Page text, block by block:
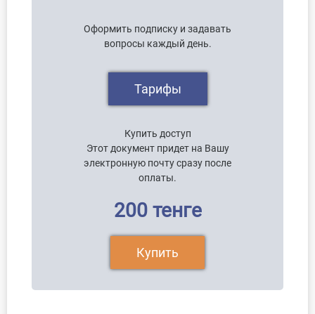
Оформить подписку и задавать
вопросы каждый день.
Тарифы
Купить доступ
Этот документ придет на Вашу
электронную почту сразу после
оплаты.
200 тенге
Купить